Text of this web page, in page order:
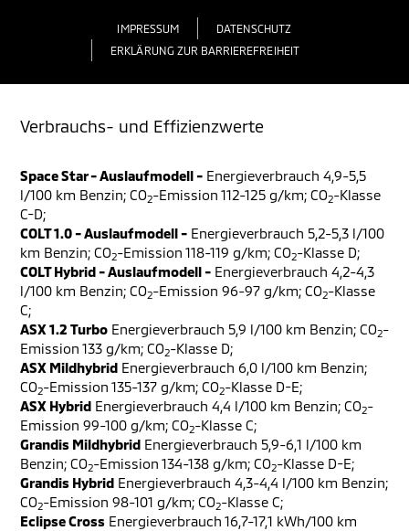
IMPRESSUM
DATENSCHUTZ
ERKLÄRUNG ZUR BARRIEREFREIHEIT
Verbrauchs- und Effizienzwerte
Space Star - Auslaufmodell - Energieverbrauch 4,9-5,5
l/100 km Benzin; CO2-Emission 112-125 g/km; CO2-Klasse
C-D;
COLT 1.0 - Auslaufmodell - Energieverbrauch 5,2-5,3 l/100
km Benzin; CO2-Emission 118-119 g/km; CO2-Klasse D;
COLT Hybrid - Auslaufmodell - Energieverbrauch 4,2-4,3
l/100 km Benzin; CO2-Emission 96-97 g/km; CO2-Klasse
C;
ASX 1.2 Turbo Energieverbrauch 5,9 l/100 km Benzin; CO2-
Emission 133 g/km; CO2-Klasse D;
ASX Mildhybrid Energieverbrauch 6,0 l/100 km Benzin;
CO2-Emission 135-137 g/km; CO2-Klasse D-E;
ASX Hybrid Energieverbrauch 4,4 l/100 km Benzin; CO2-
Emission 99-100 g/km; CO2-Klasse C;
Grandis Mildhybrid Energieverbrauch 5,9-6,1 l/100 km
Benzin; CO2-Emission 134-138 g/km; CO2-Klasse D-E;
Grandis Hybrid Energieverbrauch 4,3-4,4 l/100 km Benzin;
CO2-Emission 98-101 g/km; CO2-Klasse C;
Eclipse Cross Energieverbrauch 16,7-17,1 kWh/100 km